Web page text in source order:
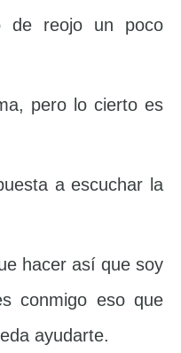
de reojo un poco
pero lo cierto es
a escuchar la
hacer así que soy
conmigo eso que
ayudarte.